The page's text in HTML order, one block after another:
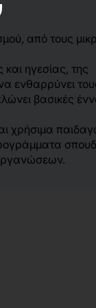
από τους
ηγεσίας, της
ενθαρρύνει
βασικές
χρήσιμα